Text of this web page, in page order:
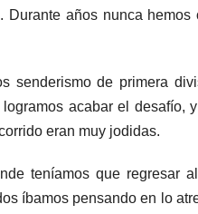
Durante años nunca
senderismo de primera
acabar el desafío,
eran muy jodidas.
teníamos que regresar
íbamos pensando en lo